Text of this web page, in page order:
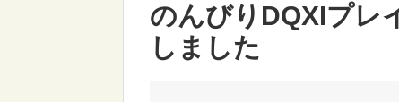
のんびりDQXIプ
しました